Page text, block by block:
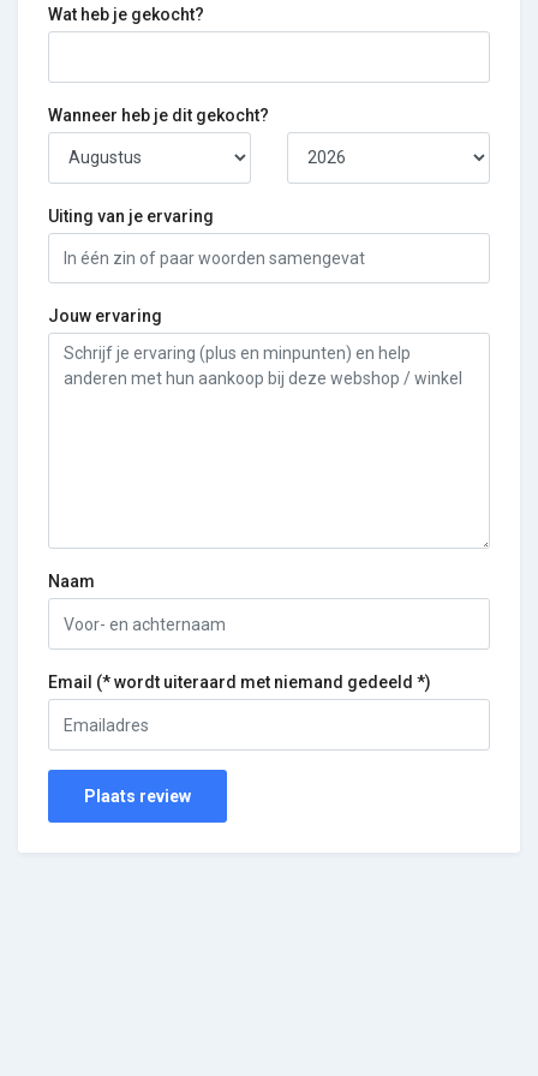
Wat heb je gekocht?
Wanneer heb je dit gekocht?
Uiting van je ervaring
Jouw ervaring
Naam
Email (* wordt uiteraard met niemand gedeeld *)
Plaats review